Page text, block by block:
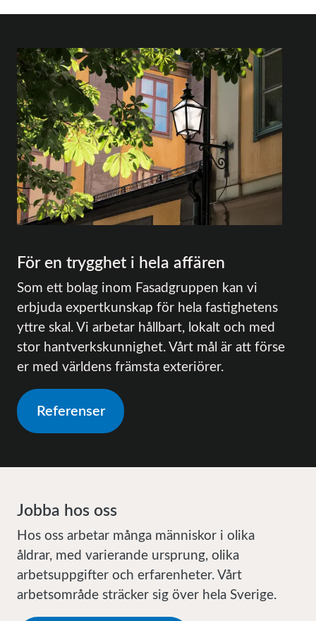
För en trygghet i hela affären
Som ett bolag inom Fasadgruppen kan vi
erbjuda expertkunskap för hela fastighetens
yttre skal. Vi arbetar hållbart, lokalt och med
stor hantverkskunnighet. Vårt mål är att förse
er med världens främsta exteriörer.
Referenser
Jobba hos oss
Hos oss arbetar många människor i olika
åldrar, med varierande ursprung, olika
arbetsuppgifter och erfarenheter. Vårt
arbetsområde sträcker sig över hela Sverige.